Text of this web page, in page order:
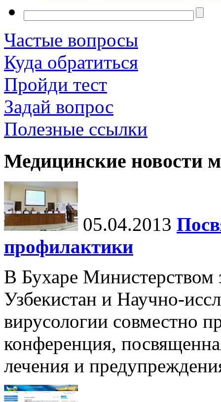
Частые вопросы
Куда обратиться
Пройди тест
Задай вопрос
Полезные ссылки
Медицинские новости
05.04.2013
профилактики
В Бухаре Министерством
Узбекистан и Научно-
вирусологии совместно
конференция,
лечения и